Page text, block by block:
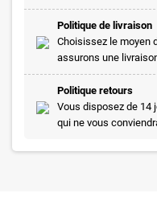
Politique de livraison
Choisissez le moyen
assurons une
Politique retours
Vous disposez de 14
qui ne vous